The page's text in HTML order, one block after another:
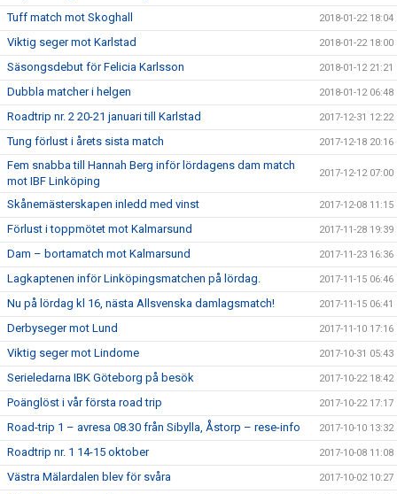
Tuff match mot Skoghall 2018-01-22 18:04
Viktig seger mot Karlstad 2018-01-22 18:00
Säsongsdebut för Felicia Karlsson 2018-01-12 21:21
Dubbla matcher i helgen 2018-01-12 06:48
Roadtrip nr. 2 20-21 januari till Karlstad 2017-12-31 12:22
Tung förlust i årets sista match 2017-12-18 20:16
Fem snabba till Hannah Berg inför lördagens dam match
mot IBF Linköping
2017-12-12 07:00
Skånemästerskapen inledd med vinst 2017-12-08 11:15
Förlust i toppmötet mot Kalmarsund 2017-11-28 19:39
Dam – bortamatch mot Kalmarsund 2017-11-23 16:36
Lagkaptenen inför Linköpingsmatchen på lördag. 2017-11-15 06:46
Nu på lördag kl 16, nästa Allsvenska damlagsmatch! 2017-11-15 06:41
Derbyseger mot Lund 2017-11-10 17:16
Viktig seger mot Lindome 2017-10-31 05:43
Serieledarna IBK Göteborg på besök 2017-10-22 18:42
Poänglöst i vår första road trip 2017-10-22 17:17
Road-trip 1 – avresa 08.30 från Sibylla, Åstorp – rese-info 2017-10-10 13:32
Roadtrip nr. 1 14-15 oktober 2017-10-08 11:08
Västra Mälardalen blev för svåra 2017-10-02 10:27